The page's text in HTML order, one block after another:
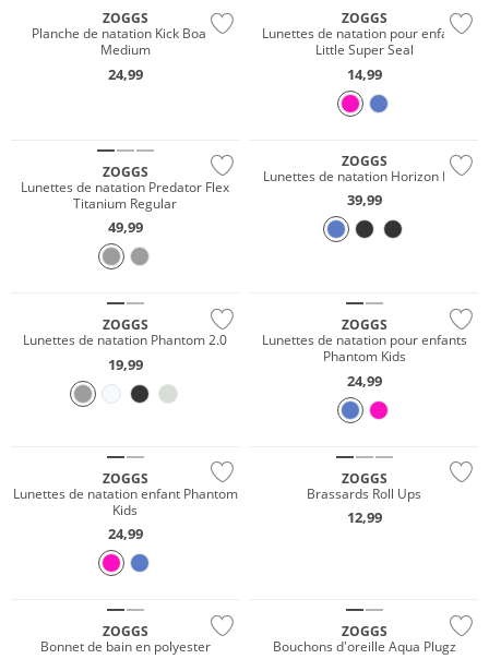
ZOGGS
Planche de natation Kick Board
Medium
24,99
ZOGGS
Lunettes de natation pour enfants
Little Super Seal
14,99
ZOGGS
Lunettes de natation Predator Flex
Titanium Regular
49,99
ZOGGS
Lunettes de natation Horizon Flex
39,99
ZOGGS
Lunettes de natation Phantom 2.0
19,99
ZOGGS
Lunettes de natation pour enfants
Phantom Kids
24,99
ZOGGS
Lunettes de natation enfant Phantom
Kids
24,99
ZOGGS
Brassards Roll Ups
12,99
ZOGGS
Bonnet de bain en polyester
ZOGGS
Bouchons d'oreille Aqua Plugz